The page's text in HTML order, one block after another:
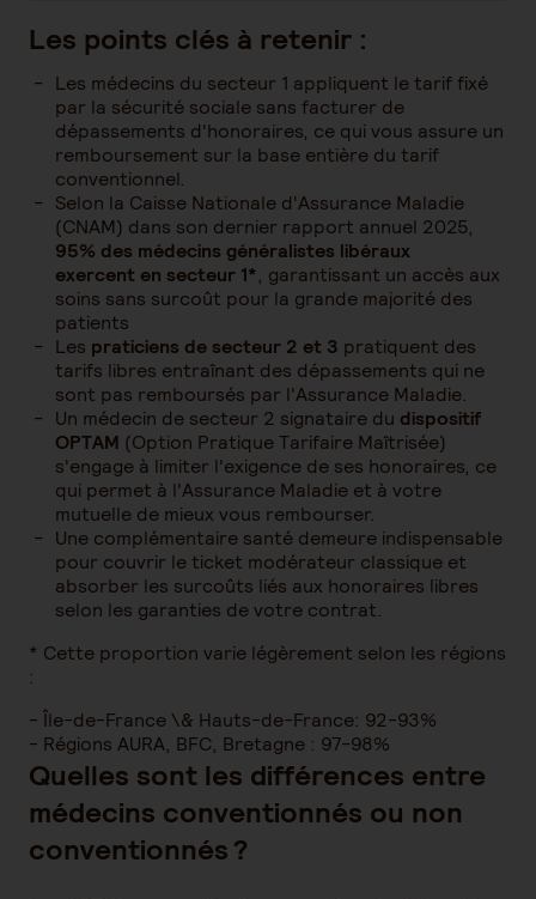
Les points clés à retenir :
Les médecins du secteur 1 appliquent le tarif fixé
par la sécurité sociale sans facturer de
dépassements d'honoraires, ce qui vous assure un
remboursement sur la base entière du tarif
conventionnel.
Selon la Caisse Nationale d'Assurance Maladie
(CNAM) dans son dernier rapport annuel 2025,
95% des médecins généralistes libéraux
exercent en secteur 1*, garantissant un accès aux
soins sans surcoût pour la grande majorité des
patients
Les praticiens de secteur 2 et 3 pratiquent des
tarifs libres entraînant des dépassements qui ne
sont pas remboursés par l'Assurance Maladie.
Un médecin de secteur 2 signataire du dispositif
OPTAM (Option Pratique Tarifaire Maîtrisée)
s'engage à limiter l'exigence de ses honoraires, ce
qui permet à l'Assurance Maladie et à votre
mutuelle de mieux vous rembourser.
Une complémentaire santé demeure indispensable
pour couvrir le ticket modérateur classique et
absorber les surcoûts liés aux honoraires libres
selon les garanties de votre contrat.
* Cette proportion varie légèrement selon les régions
:
- Île-de-France \& Hauts-de-France: 92-93%
- Régions AURA, BFC, Bretagne : 97-98%
Quelles sont les différences entre
médecins conventionnés ou non
conventionnés ?